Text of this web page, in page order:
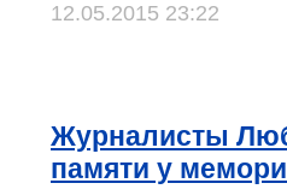
12.05.2015 23:22
Журналисты
памяти у